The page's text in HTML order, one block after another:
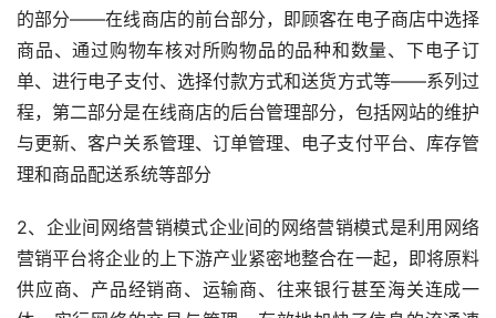
的部分——在线商店的前台部分，即顾客在电子商店中选择
商品、通过购物车核对所购物品的品种和数量、下电子订
单、进行电子支付、选择付款方式和送货方式等——系列过
程，第二部分是在线商店的后台管理部分，包括网站的维护
与更新、客户关系管理、订单管理、电子支付平台、库存管
理和商品配送系统等部分
2、企业间网络营销模式企业间的网络营销模式是利用网络
营销平台将企业的上下游产业紧密地整合在一起，即将原料
供应商、产品经销商、运输商、往来银行甚至海关连成一